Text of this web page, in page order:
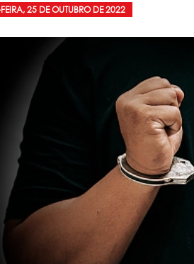
25 DE OUTUBRO DE 2022